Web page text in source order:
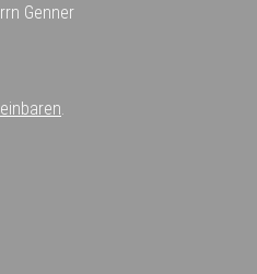
Genner
.